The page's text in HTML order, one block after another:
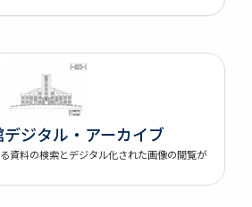
ジタル・アーカイブ
資料の検索とデジタル化された画像の閲覧が